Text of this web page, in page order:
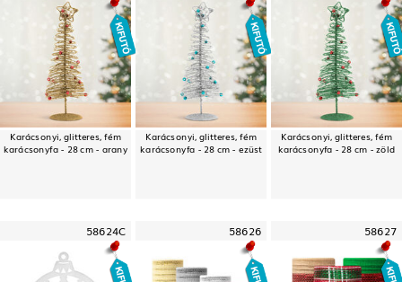
Karácsonyi, glitteres, fém
karácsonyfa - 28 cm - arany
Karácsonyi, glitteres, fém
karácsonyfa - 28 cm - ezüst
Karácsonyi, glitteres, fém
karácsonyfa - 28 cm - zöld
58624C 58626 58627